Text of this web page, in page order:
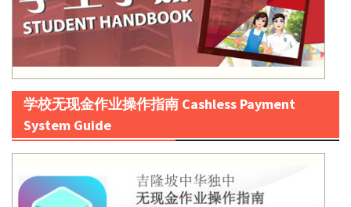
学校无现金作业操作指南 Cashless Payment
System Guide